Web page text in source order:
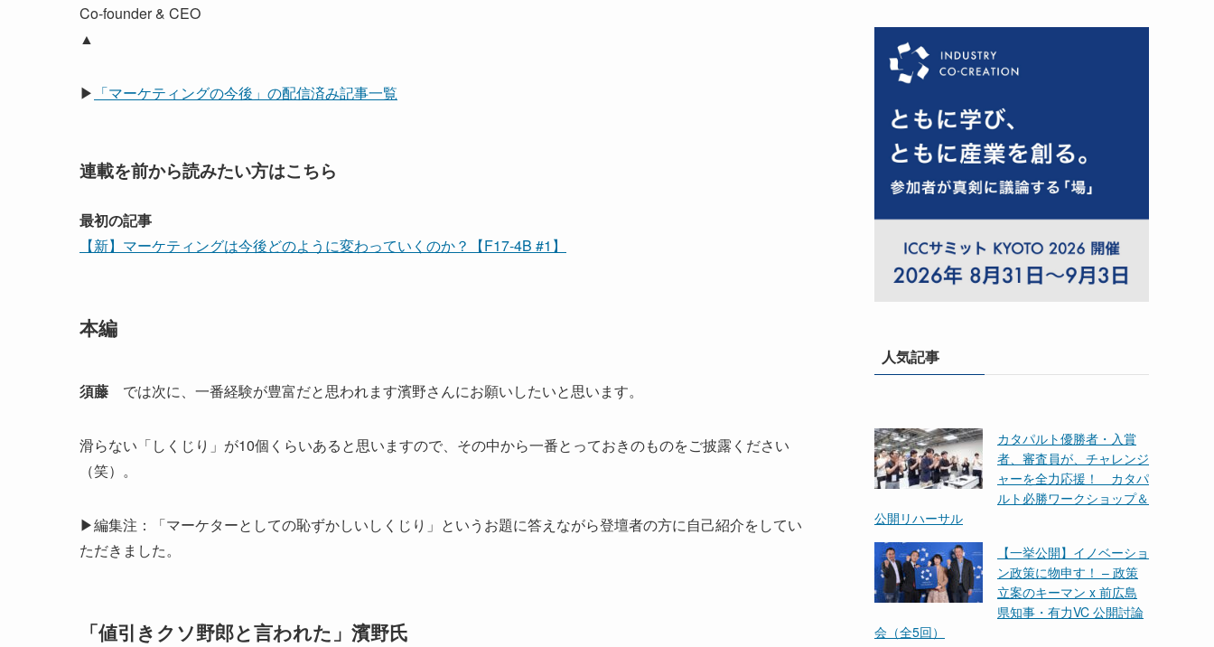
Co-founder & CEO
▲
▶ 「マーケティングの今後」の配信済み記事一覧
連載を前から読みたい方はこちら
最初の記事
【新】マーケティングは今後どのように変わっていくのか？【F17-4B #1】
本編
須藤 では次に、一番経験が豊富だと思われます濱野さんにお願いしたいと思います。
滑らない「しくじり」が10個くらいあると思いますので、その中から一番とっておきのものをご披露ください
（笑）。
▶︎編集注：「マーケターとしての恥ずかしいしくじり」というお題に答えながら登壇者の方に自己紹介をしてい
ただきました。
「値引きクソ野郎と言われた」濱野氏
人気記事
カタパルト優勝者・入賞
者、審査員が、チャレンジ
ャーを全力応援！ カタパ
ルト必勝ワークショップ＆
公開リハーサル
【一挙公開】イノベーショ
ン政策に物申す！ – 政策
立案のキーマン x 前広島
県知事・有力VC 公開討論
会（全5回）